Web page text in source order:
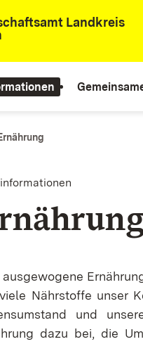
Landkreis
Ernährung
ausgewogene
Nährstoffe unser
und
dazu bei, die